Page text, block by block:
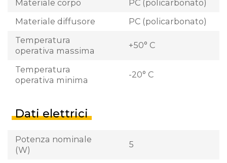
Materiale corpo
PC (policarbonato)
Materiale diffusore
PC (policarbonato)
Temperatura
operativa massima
+50° C
Temperatura
operativa minima
-20° C
Dati elettrici
Potenza nominale
(W)
5